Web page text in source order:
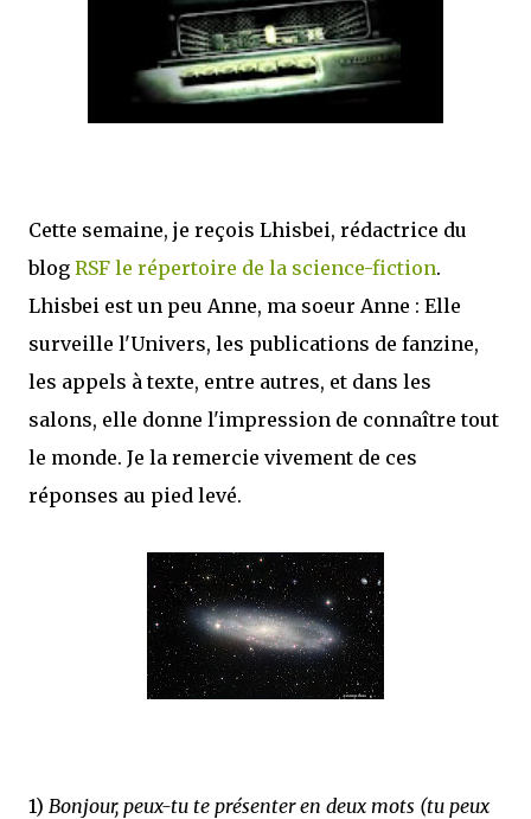
mettre sous tous les yeux. C'est cela...
Cette semaine, je reçois Lhisbei, rédactrice du
blog RSF le répertoire de la science-fiction.
Lhisbei est un peu Anne, ma soeur Anne : Elle
surveille l'Univers, les publications de fanzine,
les appels à texte, entre autres, et dans les
salons, elle donne l'impression de connaître tout
le monde. Je la remercie vivement de ces
réponses au pied levé.
1) Bonjour, peux-tu te présenter en deux mots (tu peux